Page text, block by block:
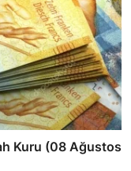
Kuru (08 Ağustos